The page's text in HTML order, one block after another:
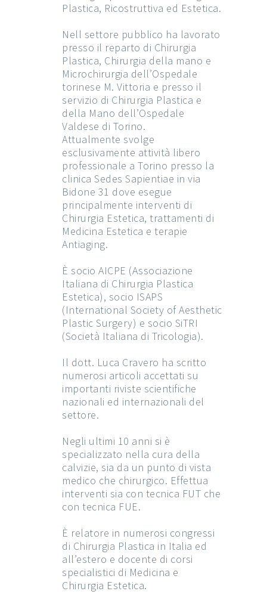
Plastica, Ricostruttiva ed Estetica.
Nell settore pubblico ha lavorato
presso il reparto di Chirurgia
Plastica, Chirurgia della mano e
Microchirurgia dell’Ospedale
torinese M. Vittoria e presso il
servizio di Chirurgia Plastica e
della Mano dell’Ospedale
Valdese di Torino.
Attualmente svolge
esclusivamente attività libero
professionale a Torino presso la
clinica Sedes Sapientiae in via
Bidone 31 dove esegue
principalmente interventi di
Chirurgia Estetica, trattamenti di
Medicina Estetica e terapie
Antiaging.
È socio AICPE (Associazione
Italiana di Chirurgia Plastica
Estetica), socio ISAPS
(International Society of Aesthetic
Plastic Surgery) e socio SiTRI
(Società Italiana di Tricologia).
Il dott. Luca Cravero ha scritto
numerosi articoli accettati su
importanti riviste scientifiche
nazionali ed internazionali del
settore.
Negli ultimi 10 anni si è
specializzato nella cura della
calvizie, sia da un punto di vista
medico che chirurgico. Effettua
interventi sia con tecnica FUT che
con tecnica FUE.
È relatore in numerosi congressi
di Chirurgia Plastica in Italia ed
all’estero e docente di corsi
specialistici di Medicina e
Chirurgia Estetica.